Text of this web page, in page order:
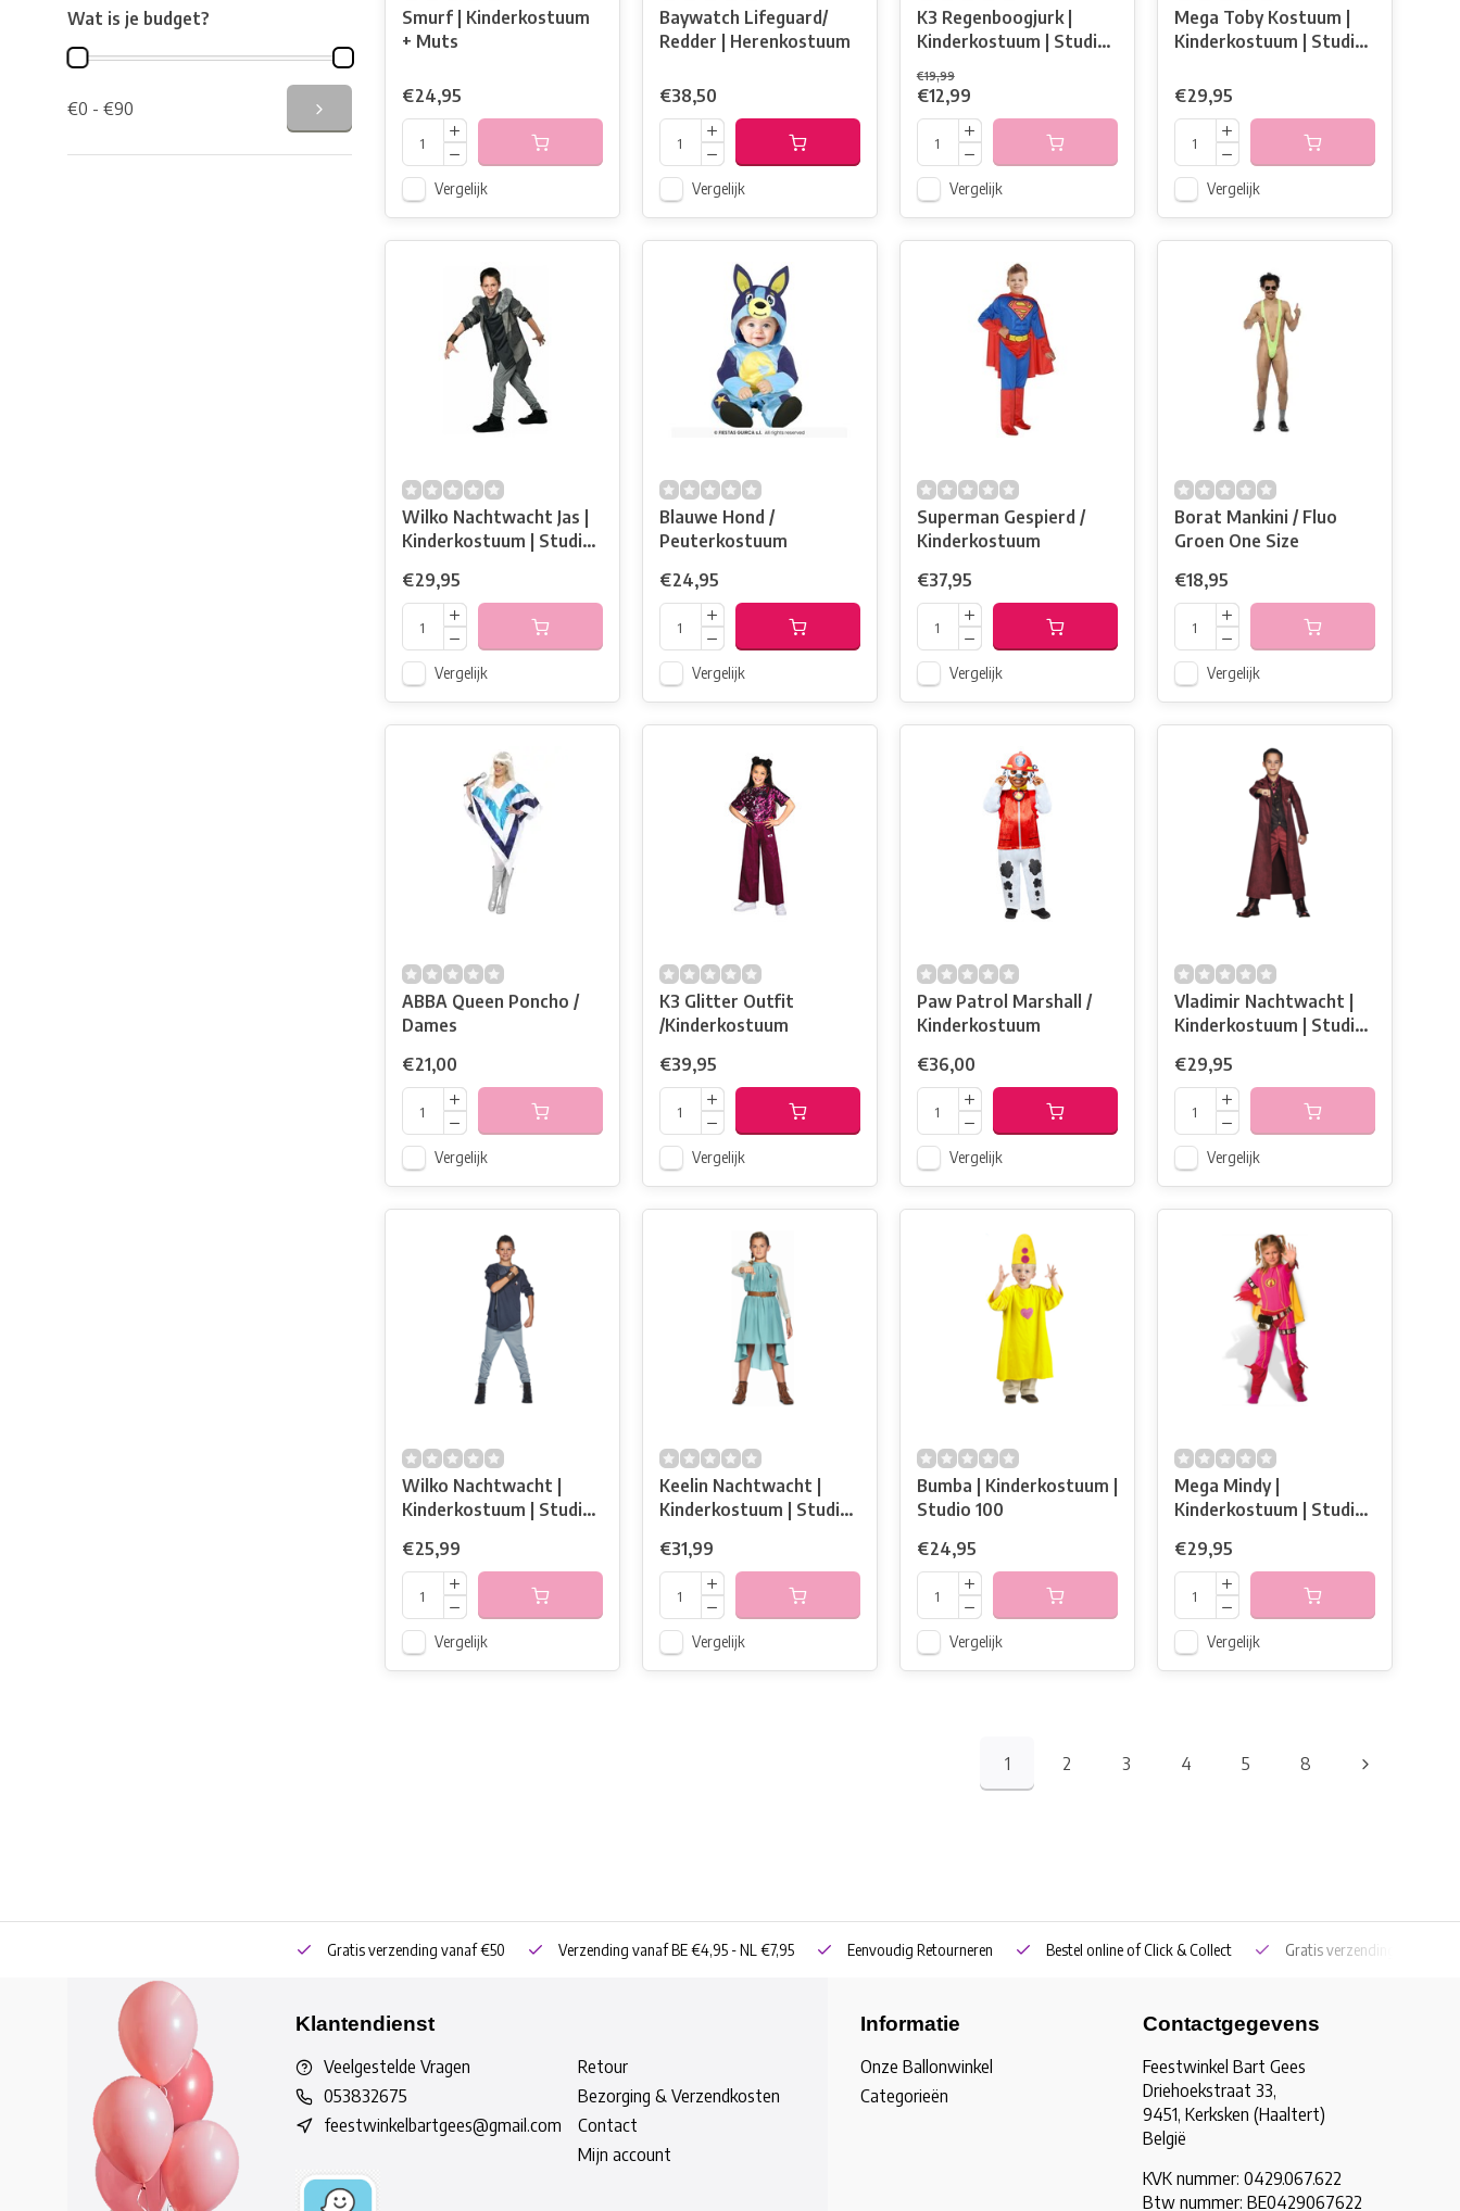
Wat is je budget?
€0 - €90
Smurf | Kinderkostuum
+ Muts
€24,95
Vergelijk
Baywatch Lifeguard/
Redder | Herenkostuum
€38,50
Vergelijk
K3 Regenboogjurk |
Kinderkostuum | Studio
€19,99
€12,99
Vergelijk
Mega Toby Kostuum |
Kinderkostuum | Studio
€29,95
Vergelijk
Wilko Nachtwacht Jas |
Kinderkostuum | Studio
€29,95
Vergelijk
Blauwe Hond /
Peuterkostuum
€24,95
Vergelijk
Superman Gespierd /
Kinderkostuum
€37,95
Vergelijk
Borat Mankini / Fluo
Groen One Size
€18,95
Vergelijk
ABBA Queen Poncho /
Dames
€21,00
Vergelijk
K3 Glitter Outfit
/Kinderkostuum
€39,95
Vergelijk
Paw Patrol Marshall /
Kinderkostuum
€36,00
Vergelijk
Vladimir Nachtwacht |
Kinderkostuum | Studio
€29,95
Vergelijk
Wilko Nachtwacht |
Kinderkostuum | Studio
€25,99
Vergelijk
Keelin Nachtwacht |
Kinderkostuum | Studio
€31,99
Vergelijk
Bumba | Kinderkostuum |
Studio 100
€24,95
Vergelijk
Mega Mindy |
Kinderkostuum | Studio
€29,95
Vergelijk
1 2 3 4 5 8
Gratis verzending vanaf €50 Verzending vanaf BE €4,95 - NL €7,95 Eenvoudig Retourneren Bestel online of Click & Collect Gratis verzending vanaf
Klantendienst
Veelgestelde Vragen
053832675
feestwinkelbartgees@gmail.com
Retour
Bezorging & Verzendkosten
Contact
Mijn account
Informatie
Onze Ballonwinkel
Categorieën
Contactgegevens
Feestwinkel Bart Gees
Driehoekstraat 33,
9451, Kerksken (Haaltert)
België
KVK nummer: 0429.067.622
Btw nummer: BE0429067622